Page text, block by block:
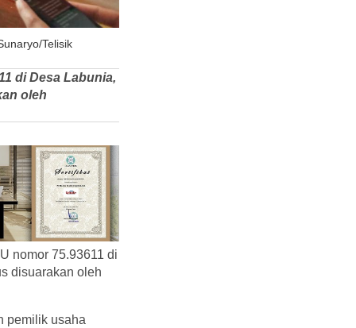
Telisik
di Desa Labunia,
oleh
nomor 75.93611 di
disuarakan oleh
pemilik usaha